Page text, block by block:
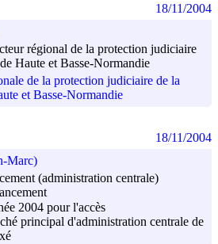
régional de la protection judiciaire
Haute et Basse-Normandie
de la protection judiciaire de la
et Basse-Normandie
18/11/2004
Marc)
(administration centrale)
2004 pour l'accès
principal d'administration centrale de
18/11/2004